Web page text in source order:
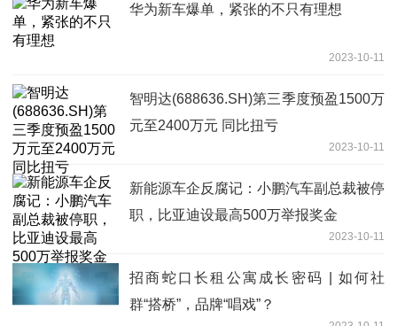
华为新车爆单，紧张的不只有理想
2023-10-11
智明达(688636.SH)第三季度预盈1500万
元至2400万元 同比扭亏
2023-10-11
新能源车企反腐记：小鹏汽车副总裁被停
职，比亚迪设最高500万举报奖金
2023-10-11
招商蛇口长租公寓成长密码 | 如何社
群“搭桥”，品牌“唱戏”？